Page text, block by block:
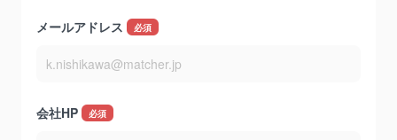
メールアドレス
会社HP